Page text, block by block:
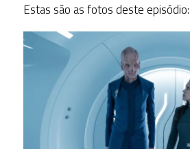
Estas são as fotos deste episódio: